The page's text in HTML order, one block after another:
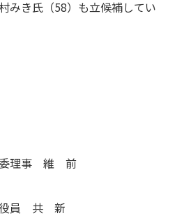
みき氏（58）も立候補してい
理事 維 前
員 共 新